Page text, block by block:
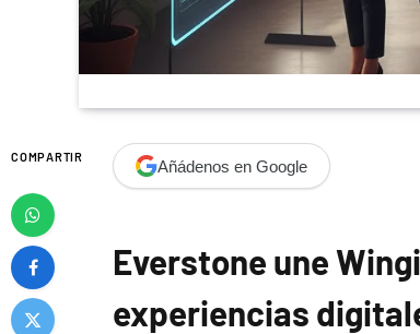
COMPARTIR Añádenos en Google
Everstone une
experiencias